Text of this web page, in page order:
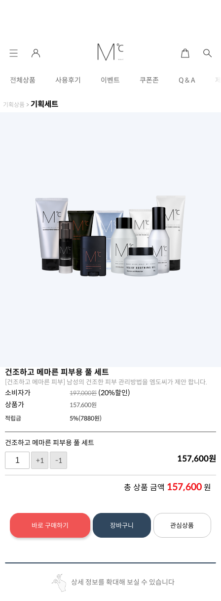
전체상품 사용후기 이벤트 쿠폰존 Q & A
기획상품 > 기획세트
건조하고 메마른 피부용 풀 세트
[건조하고 메마른 피부] 남성의 건조한 피부 관리방법을 엠도씨가 제안 합니다.
소비자가 197,000원 (20%할인)
상품가
157,600원
적립금
5%(7880원)
건조하고 메마른 피부용 풀 세트
+1
-1 157,600원
총 상품 금액 157,600원
바로 구매하기 장바구니 관심상품
상세 정보를 확대해 보실 수 있습니다